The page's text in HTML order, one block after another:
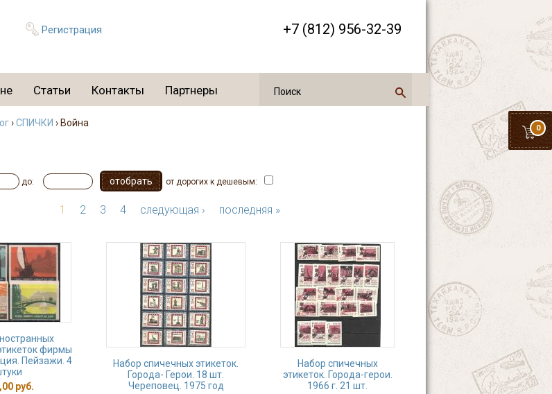
Регистрация +7 (812) 956-32-39
0
Статьи Контакты Партнеры
›СПИЧКИ › Война
до: от дорогих к дешевым:
1 2 3 4 следующая › последняя »
фирмы
Пейзажи. 4
руб.
Набор спичечных этикеток.
Города- Герои. 18 шт.
Череповец. 1975 год
Набор спичечных
этикеток. Города-герои.
1966 г. 21 шт.